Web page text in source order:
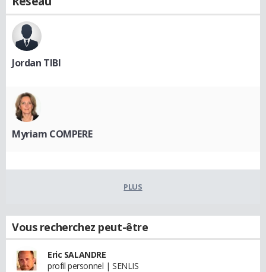
Jordan TIBI
Myriam COMPERE
PLUS
Vous recherchez peut-être
Eric SALANDRE
profil personnel | SENLIS